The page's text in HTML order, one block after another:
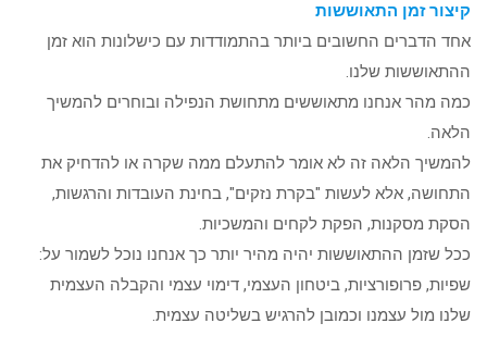
קיצור זמן התאוששות
אחד הדברים החשובים ביותר בהתמודדות עם כישלונות הוא זמן
ההתאוששות שלנו.
כמה מהר אנחנו מתאוששים מתחושת הנפילה ובוחרים להמשיך
הלאה.
להמשיך הלאה זה לא אומר להתעלם ממה שקרה או להדחיק את
התחושה, אלא לעשות "בקרת נזקים", בחינת העובדות והרגשות,
הסקת מסקנות, הפקת לקחים והמשכיות.
ככל שזמן ההתאוששות יהיה מהיר יותר כך אנחנו נוכל לשמור על:
שפיות, פרופורציות, ביטחון העצמי, דימוי עצמי והקבלה העצמית
שלנו מול עצמנו וכמובן להרגיש בשליטה עצמית.